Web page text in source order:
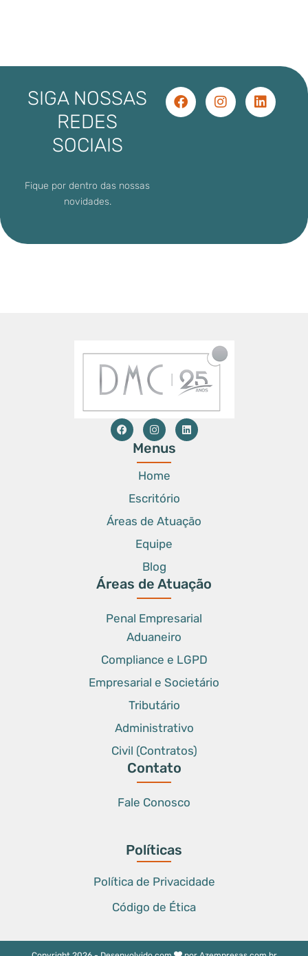
SIGA NOSSAS
REDES
SOCIAIS
Fique por dentro das nossas
novidades.
Menus
Home
Escritório
Áreas de Atuação
Equipe
Blog
Áreas de Atuação
Penal Empresarial
Aduaneiro
Compliance e LGPD
Empresarial e Societário
Tributário
Administrativo
Civil (Contratos)
Contato
Fale Conosco
Políticas
Política de Privacidade
Código de Ética